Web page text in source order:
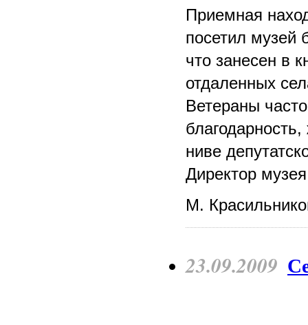
Приемная
посетил музей
что занесен в
отдаленных
Ветераны
ниве
Директор
М.
23.09.2009